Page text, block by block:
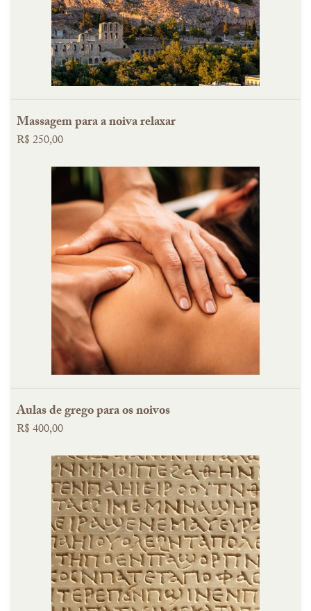
Massagem para a noiva relaxar
R$ 250,00
Aulas de grego para os noivos
R$ 400,00